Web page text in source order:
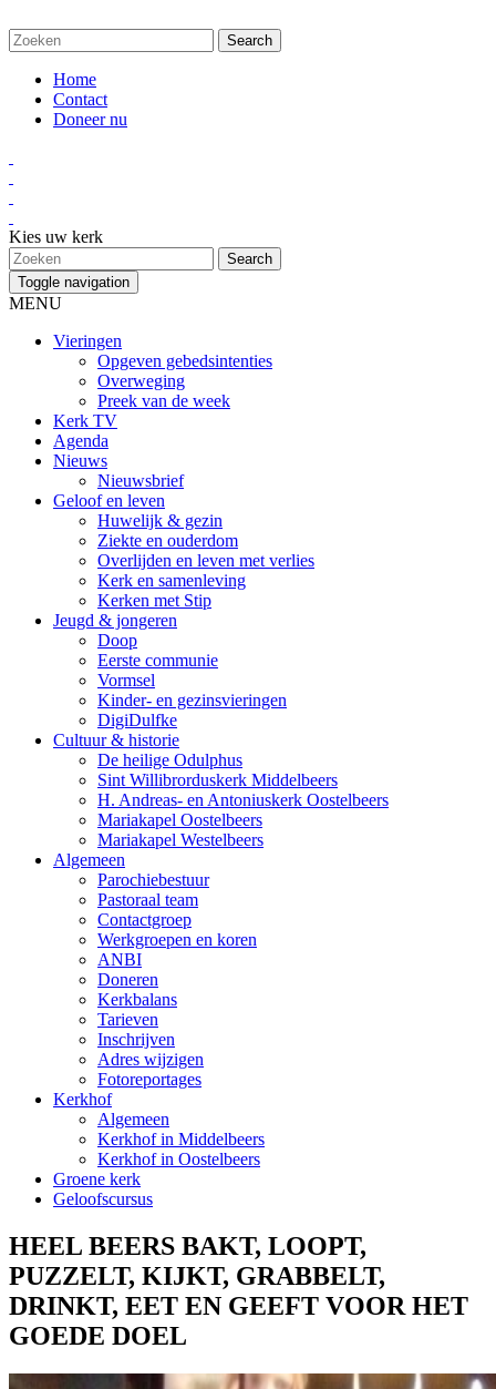
Home
Contact
Doneer nu
Kies uw kerk
Toggle navigation
MENU
Vieringen
Opgeven gebedsintenties
Overweging
Preek van de week
Kerk TV
Agenda
Nieuws
Nieuwsbrief
Geloof en leven
Huwelijk & gezin
Ziekte en ouderdom
Overlijden en leven met verlies
Kerk en samenleving
Kerken met Stip
Jeugd & jongeren
Doop
Eerste communie
Vormsel
Kinder- en gezinsvieringen
DigiDulfke
Cultuur & historie
De heilige Odulphus
Sint Willibrorduskerk Middelbeers
H. Andreas- en Antoniuskerk Oostelbeers
Mariakapel Oostelbeers
Mariakapel Westelbeers
Algemeen
Parochiebestuur
Pastoraal team
Contactgroep
Werkgroepen en koren
ANBI
Doneren
Kerkbalans
Tarieven
Inschrijven
Adres wijzigen
Fotoreportages
Kerkhof
Algemeen
Kerkhof in Middelbeers
Kerkhof in Oostelbeers
Groene kerk
Geloofscursus
HEEL BEERS BAKT, LOOPT,
PUZZELT, KIJKT, GRABBELT,
DRINKT, EET EN GEEFT VOOR HET
GOEDE DOEL